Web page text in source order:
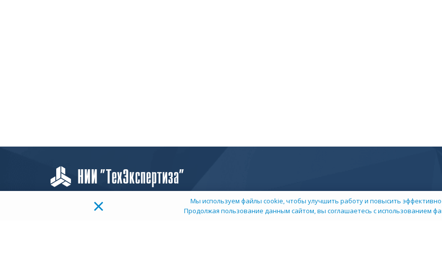
×
Мы используем файлы cookie, чтобы улучшить работу и повысить
Продолжая пользование данным сайтом, вы соглашаетесь с использованием